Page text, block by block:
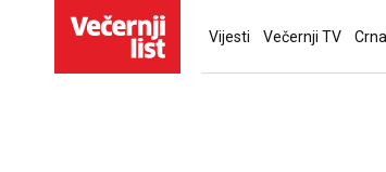
Vijesti Večernji TV